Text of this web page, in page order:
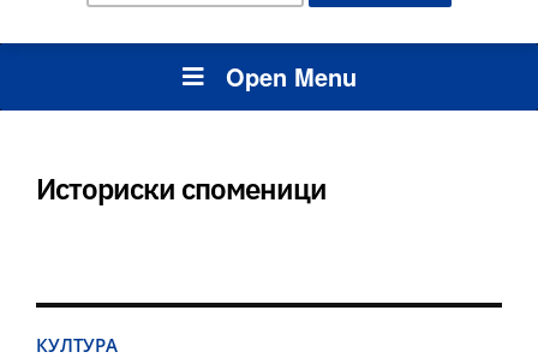
Open Menu
Историски споменици
КУЛТУРА